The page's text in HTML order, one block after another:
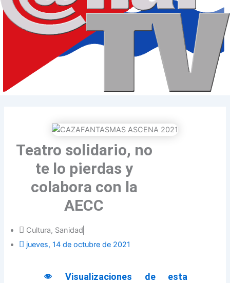
Teatro solidario, no
te lo pierdas y
colabora con la
AECC
Cultura, Sanidad
jueves, 14 de octubre de 2021
Visualizaciones de esta